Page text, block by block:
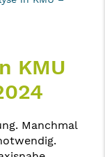
KMU
Manchmal